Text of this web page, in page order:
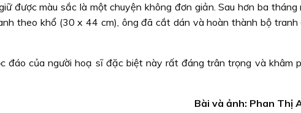
được màu sắc là một chuyện không đơn giản. Sau hơn ba tháng
theo khổ (30 x 44 cm), ông đã cắt dán và hoàn thành bộ
đáo của người hoạ sĩ đặc biệt này rất đáng trân trọng và khâm
Bài và ảnh: Phan Thị